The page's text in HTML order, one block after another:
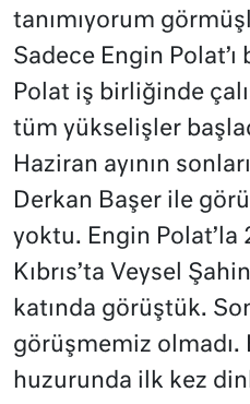
tanımıyorum
Sadece Engin
Polat iş birliğinde
tüm yükselişler
Haziran ayının
Derkan Başer ile
yoktu. Engin Polat’la
Kıbrıs’ta Veysel
katında görüştük.
görüşmemiz olmadı.
huzurunda ilk kez